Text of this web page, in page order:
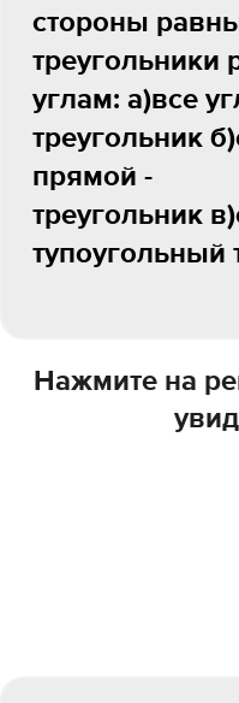
стороны
треугольники
углам: а)все
треугольник
прямой -
треугольник
тупоугольный
Нажмите на